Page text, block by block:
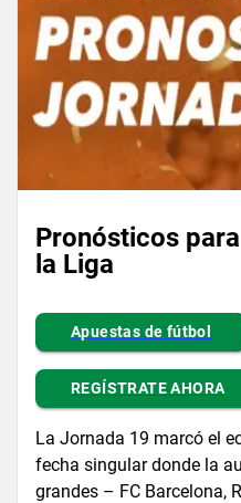
Pronósticos
la Liga
Apuestas de fútbol
REGÍSTRATE AHORA
La Jornada 19 marcó el
fecha singular donde la
grandes – FC Barcelona,